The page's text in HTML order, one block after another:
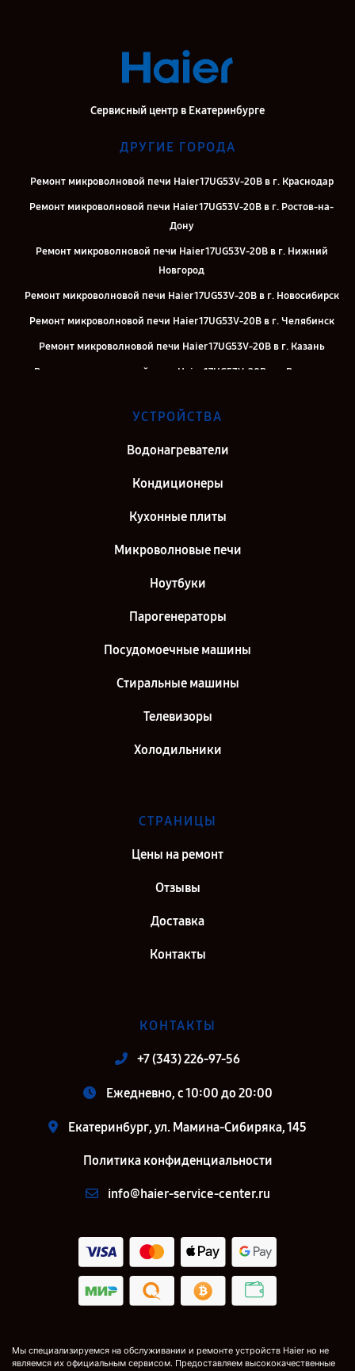
Сервисный центр в Екатеринбурге
ДРУГИЕ ГОРОДА
Ремонт микроволновой печи Haier 17UG53V-20B в г. Краснодар
Ремонт микроволновой печи Haier 17UG53V-20B в г. Ростов-на-
Дону
Ремонт микроволновой печи Haier 17UG53V-20B в г. Нижний
Новгород
Ремонт микроволновой печи Haier 17UG53V-20B в г. Новосибирск
Ремонт микроволновой печи Haier 17UG53V-20B в г. Челябинск
Ремонт микроволновой печи Haier 17UG53V-20B в г. Казань
Ремонт микроволновой печи Haier 17UG53V-20B в г. Воронеж
Ремонт микроволновой печи Haier 17UG53V-20B в г. Самара
Ремонт микроволновой печи Haier 17UG53V-20B в г. Киров
Петербург
УСТРОЙСТВА
Водонагреватели
Кондиционеры
Кухонные плиты
Микроволновые печи
Ноутбуки
Парогенераторы
Посудомоечные машины
Стиральные машины
Телевизоры
Холодильники
СТРАНИЦЫ
Цены на ремонт
Отзывы
Доставка
Контакты
КОНТАКТЫ
+7 (343) 226-97-56
Ежедневно, с 10:00 до 20:00
Екатеринбург, ул. Мамина-Сибиряка, 145
Политика конфиденциальности
info@haier-service-center.ru
Мы специализируемся на обслуживании и ремонте устройств Haier но не
являемся их официальным сервисом. Предоставляем высококачественные